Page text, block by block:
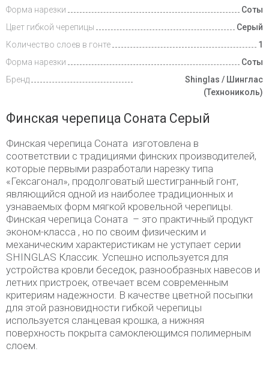
Форма нарезки
Соты
Цвет гибкой черепицы
Серый
Количество слоев в гонте
1
Форма нарезки
Соты
Бренд
Shinglas / Шинглас
(Технониколь)
Финская черепица Соната Серый
Финская черепица Соната изготовлена в
соответствии с традициями финских производителей,
которые первыми разработали нарезку типа
«Гексагонал», продолговатый шестигранный гонт,
являющийся одной из наиболее традиционных и
узнаваемых форм мягкой кровельной черепицы.
Финская черепица Соната – это практичный продукт
эконом-класса , но по своим физическим и
механическим характеристикам не уступает серии
SHINGLAS Классик. Успешно используется для
устройства кровли беседок, разнообразных навесов и
летних пристроек, отвечает всем современным
критериям надежности. В качестве цветной посыпки
для этой разновидности гибкой черепицы
используется сланцевая крошка, а нижняя
поверхность покрыта самоклеющимся полимерным
слоем.